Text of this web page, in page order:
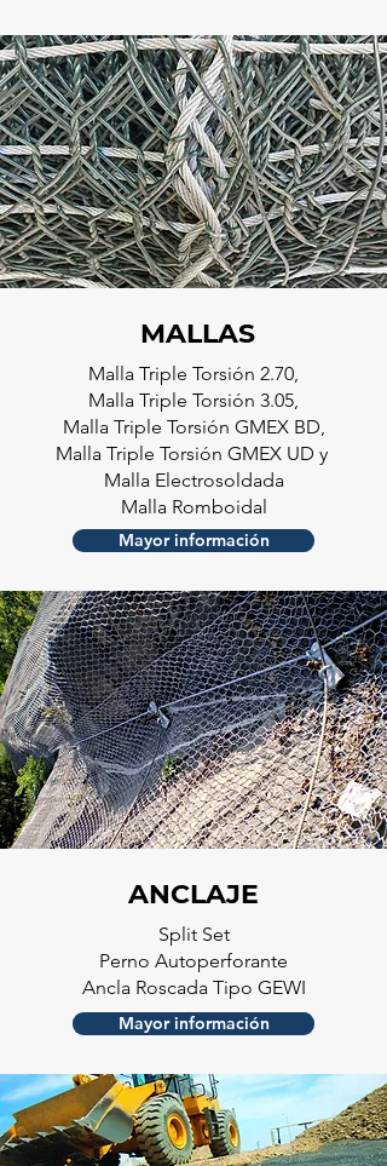
MALLAS
Malla Triple Torsión 2.70,
Malla Triple Torsión 3.05,
Malla Triple Torsión GMEX BD,
Malla Triple Torsión GMEX UD y
Malla Electrosoldada
Malla Romboidal
Mayor información
ANCLAJE
Split Set
Perno Autoperforante
Ancla Roscada Tipo GEWI
Mayor información